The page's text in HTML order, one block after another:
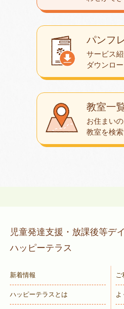
教室一
お住まい
教室を検索
パンフ
サービス
ダウンロ
児童発達支援・放課後等デ
ハッピーテラス
新着情報
ハッピーテラスとは よ